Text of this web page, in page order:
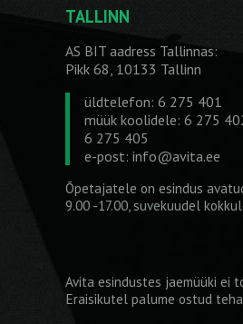
TALLINN
AS BIT aadress Tallinnas:
Pikk 68, 10133 Tallinn
üldtelefon: 6 275 401
müük koolidele: 6 275
6 275 405
e-post: info@avita.ee
Õpetajatele on esindus
9.00 -17.00, suvekuudel
Avita esindustes jaemüüki ei
Eraisikutel palume ostud teha